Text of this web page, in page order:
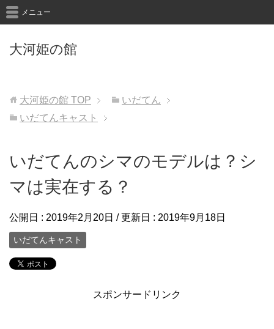
大河姫の館
メニュー
大河姫の館 TOP
いだてん
いだてんキャスト
いだてんのシマのモデルは？シ
マは実在する？
公開日 : 2019年2月20日 / 更新日 : 2019年9月18日
いだてんキャスト
スポンサードリンク